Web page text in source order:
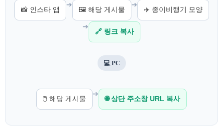
📸 인스타 앱
➔
🖼️ 해당 게시물
➔
✈️ 종이비행기 모양
➔
🔗 링크 복사
💻 PC
🖱️ 해당 게시물
➔
🌐 상단 주소창 URL 복사